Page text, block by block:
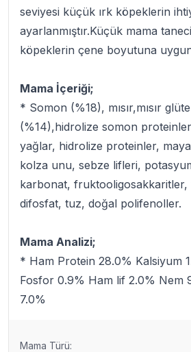
seviyesi küçük ırk köpeklerin
ayarlanmıştır.Küçük mama
köpeklerin çene boyutuna
Mama İçeriği;
* Somon (%18), mısır,mısır
(%14),hidrolize somon
yağlar, hidrolize proteinler,
kolza unu, sebze lifleri,
karbonat, fruktooligosakkaritler,
difosfat, tuz, doğal polifenoller.
Mama Analizi;
* Ham Protein 28.0% Kalsiyum
Fosfor 0.9% Ham lif 2.0% Nem
7.0%
Mama Türü: